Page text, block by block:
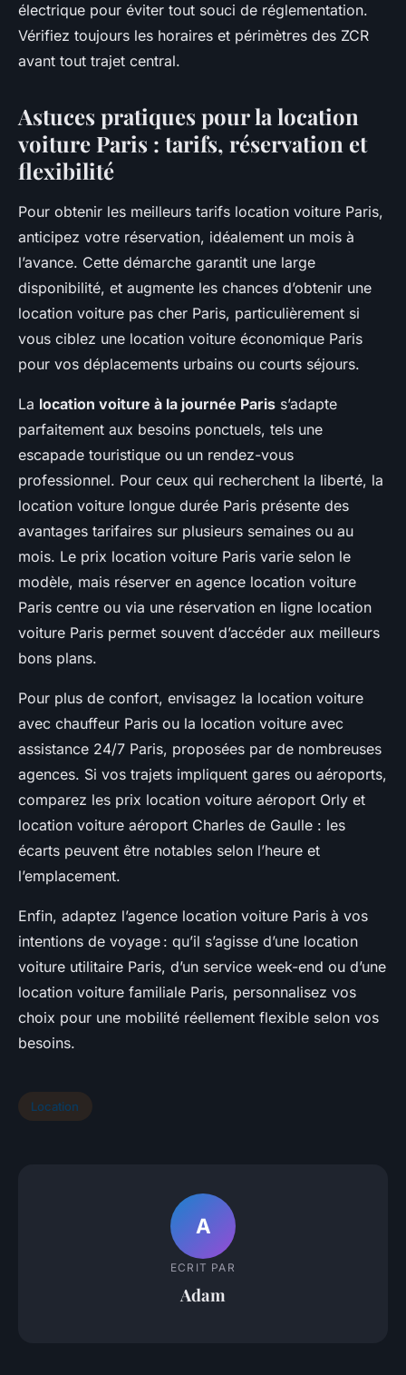
électrique pour éviter tout souci de réglementation.
Vérifiez toujours les horaires et périmètres des ZCR
avant tout trajet central.
Astuces pratiques pour la location
voiture Paris : tarifs, réservation et
flexibilité
Pour obtenir les meilleurs tarifs location voiture Paris,
anticipez votre réservation, idéalement un mois à
l’avance. Cette démarche garantit une large
disponibilité, et augmente les chances d’obtenir une
location voiture pas cher Paris, particulièrement si
vous ciblez une location voiture économique Paris
pour vos déplacements urbains ou courts séjours.
La location voiture à la journée Paris s’adapte
parfaitement aux besoins ponctuels, tels une
escapade touristique ou un rendez-vous
professionnel. Pour ceux qui recherchent la liberté, la
location voiture longue durée Paris présente des
avantages tarifaires sur plusieurs semaines ou au
mois. Le prix location voiture Paris varie selon le
modèle, mais réserver en agence location voiture
Paris centre ou via une réservation en ligne location
voiture Paris permet souvent d’accéder aux meilleurs
bons plans.
Pour plus de confort, envisagez la location voiture
avec chauffeur Paris ou la location voiture avec
assistance 24/7 Paris, proposées par de nombreuses
agences. Si vos trajets impliquent gares ou aéroports,
comparez les prix location voiture aéroport Orly et
location voiture aéroport Charles de Gaulle : les
écarts peuvent être notables selon l’heure et
l’emplacement.
Enfin, adaptez l’agence location voiture Paris à vos
intentions de voyage : qu’il s’agisse d’une location
voiture utilitaire Paris, d’un service week-end ou d’une
location voiture familiale Paris, personnalisez vos
choix pour une mobilité réellement flexible selon vos
besoins.
Location
A
ECRIT PAR
Adam